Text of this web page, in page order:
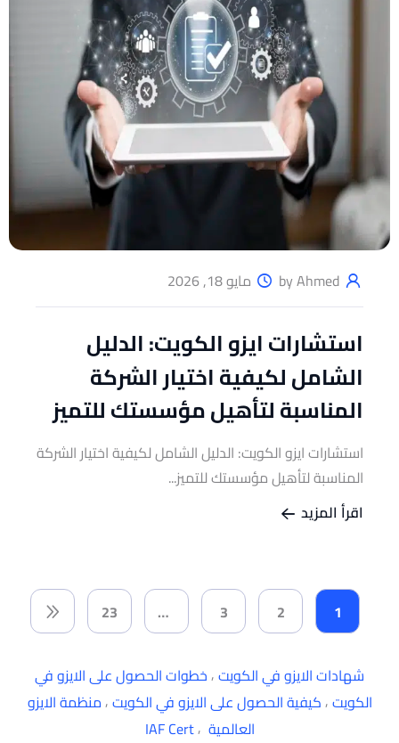
by Ahmed مايو 18, 2026
استشارات ايزو الكويت: الدليل
الشامل لكيفية اختيار الشركة
المناسبة لتأهيل مؤسستك للتميز
استشارات ايزو الكويت: الدليل الشامل لكيفية اختيار الشركة
المناسبة لتأهيل مؤسستك للتميز...
اقرأ المزيد
1
2
3
…
23
شهادات الايزو في الكويت,خطوات الحصول على الايزو في
الكويت,كيفية الحصول على الايزو في الكويت,منظمة الايزو
العالمية ,
IAF Cert